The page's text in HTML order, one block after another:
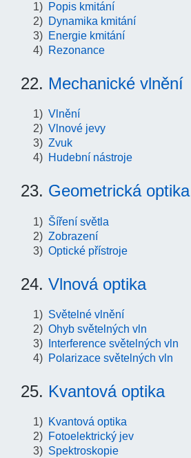
Popis kmitání
Dynamika kmitání
Energie kmitání
Rezonance
22. Mechanické vlnění
Vlnění
Vlnové jevy
Zvuk
Hudební nástroje
23. Geometrická optika
Šíření světla
Zobrazení
Optické přístroje
24. Vlnová optika
Světelné vlnění
Ohyb světelných vln
Interference světelných vln
Polarizace světelných vln
25. Kvantová optika
Kvantová optika
Fotoelektrický jev
Spektroskopie